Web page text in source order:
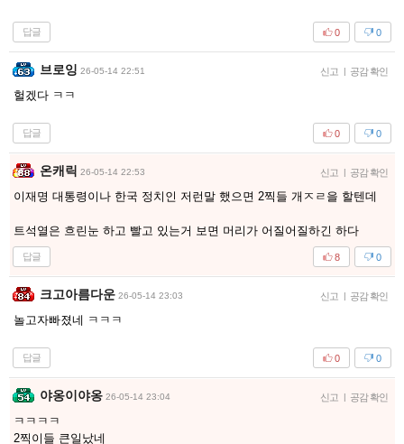
답글 0
0
브로잉 26-05-14 22:51 신고 | 공감 확인
헐겠다 ㅋㅋ
답글 0
0
온캐릭 26-05-14 22:53 신고 | 공감 확인
이재명 대통령이나 한국 정치인 저런말 했으면 2찍들 개ㅈㄹ을 할텐데
트석열은 흐린눈 하고 빨고 있는거 보면 머리가 어질어질하긴 하다
답글 0
8
크고아름다운 26-05-14 23:03 신고 | 공감 확인
놀고자빠졌네 ㅋㅋㅋ
답글 0
0
야옹이야옹 26-05-14 23:04 신고 | 공감 확인
ㅋㅋㅋㅋ
2찍이들 큰일났네